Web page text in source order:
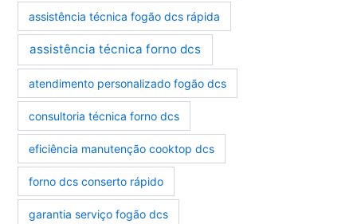
assistência técnica fogão dcs rápida
assistência técnica forno dcs
atendimento personalizado fogão dcs
consultoria técnica forno dcs
eficiência manutenção cooktop dcs
forno dcs conserto rápido
garantia serviço fogão dcs